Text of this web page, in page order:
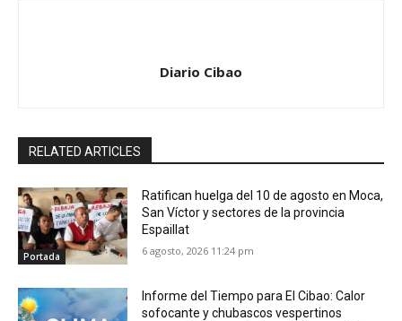
Diario Cibao
RELATED ARTICLES
Portada
Ratifican huelga del 10 de agosto en Moca,
San Víctor y sectores de la provincia
Espaillat
6 agosto, 2026 11:24 pm
Informe del Tiempo para El Cibao: Calor
sofocante y chubascos vespertinos